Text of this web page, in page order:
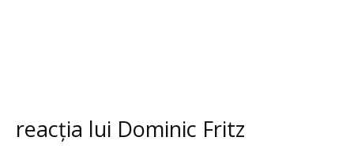
reacția lui Dominic Fritz